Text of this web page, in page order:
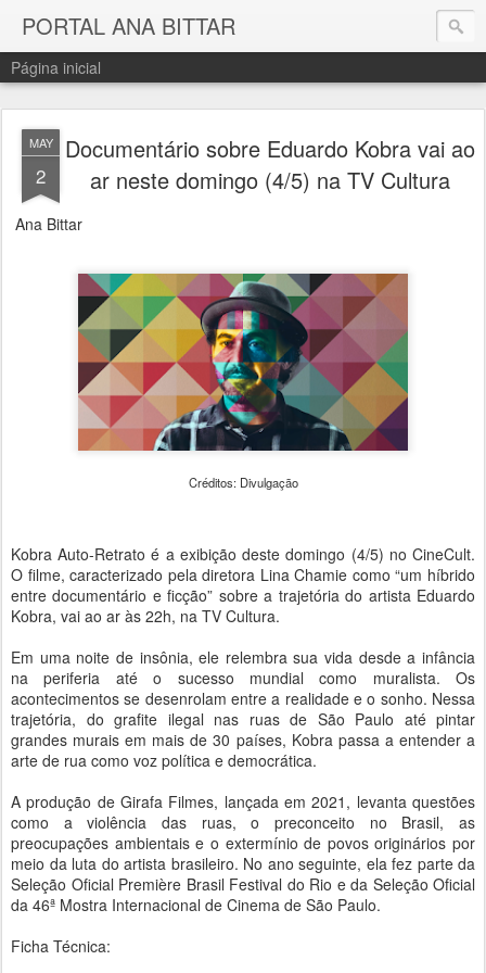
PORTAL ANA BITTAR
Página inicial
MAY
2
Documentário sobre Eduardo Kobra vai ao
ar neste domingo (4/5) na TV Cultura
Ana Bittar
Créditos: Divulgação
Kobra Auto-Retrato é a exibição deste domingo (4/5) no CineCult.
O filme, caracterizado pela diretora Lina Chamie como “um híbrido
entre documentário e ficção” sobre a trajetória do artista Eduardo
Kobra, vai ao ar às 22h, na TV Cultura.
Em uma noite de insônia, ele relembra sua vida desde a infância
na periferia até o sucesso mundial como muralista. Os
acontecimentos se desenrolam entre a realidade e o sonho. Nessa
trajetória, do grafite ilegal nas ruas de São Paulo até pintar
grandes murais em mais de 30 países, Kobra passa a entender a
arte de rua como voz política e democrática.
A produção de Girafa Filmes, lançada em 2021, levanta questões
como a violência das ruas, o preconceito no Brasil, as
preocupações ambientais e o extermínio de povos originários por
meio da luta do artista brasileiro. No ano seguinte, ela fez parte da
Seleção Oficial Première Brasil Festival do Rio e da Seleção Oficial
da 46ª Mostra Internacional de Cinema de São Paulo.
Ficha Técnica: